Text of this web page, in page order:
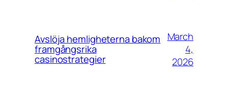
Avslöja hemligheterna bakom
framgångsrika
casinostrategier
March
4,
2026